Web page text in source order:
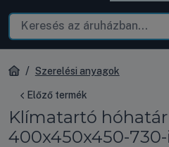
Szerelési anyagok
Előző termék
Klímatartó
400x450x450-